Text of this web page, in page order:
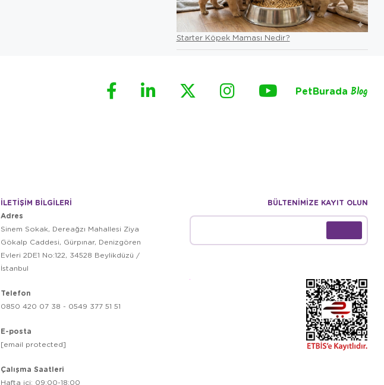
Starter Köpek Maması Nedir?
PetBurada Blog
İLETİŞİM BİLGİLERİ
Adres
Sinem Sokak, Dereağzı Mahallesi Ziya
Gökalp Caddesi, Gürpınar, Denizgören
Evleri 2DE1 No:122, 34528 Beylikdüzü /
İstanbul
Telefon
0850 420 07 38 - 0549 377 51 51
E-posta
[email protected]
Çalışma Saatleri
Hafta içi: 09:00-18:00
BÜLTENİMİZE KAYIT OLUN